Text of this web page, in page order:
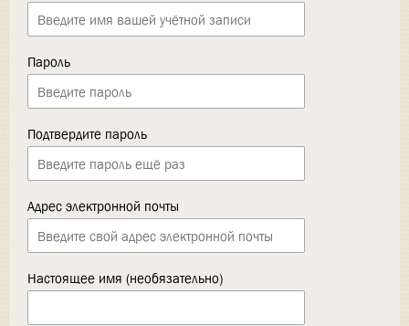
Пароль
Подтвердите пароль
Адрес электронной почты
Настоящее имя (необязательно)